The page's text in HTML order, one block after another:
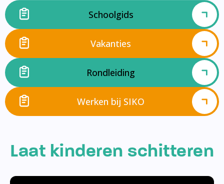
Schoolgids
Vakanties
Rondleiding
Werken bij SIKO
Laat kinderen schitteren